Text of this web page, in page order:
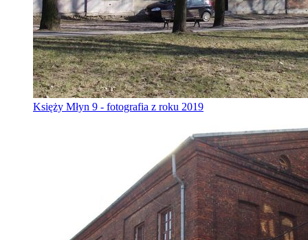
Księży Młyn 9 - fotografia z roku 2019